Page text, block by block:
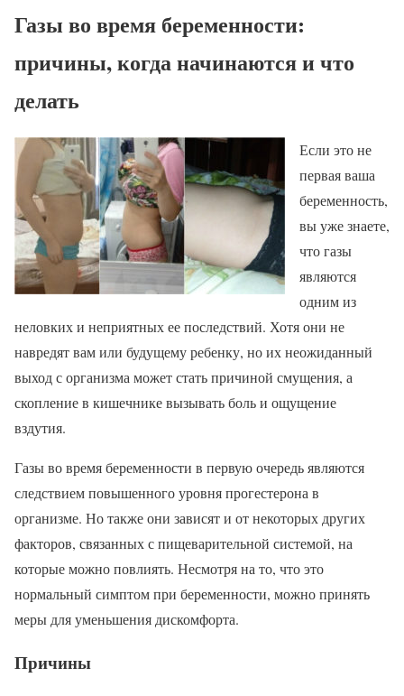
Газы во время беременности:
причины, когда начинаются и что
делать
Если это не
первая ваша
беременность,
вы уже знаете,
что газы
являются
одним из
неловких и неприятных ее последствий. Хотя они не
навредят вам или будущему ребенку, но их неожиданный
выход с организма может стать причиной смущения, а
скопление в кишечнике вызывать боль и ощущение
вздутия.
Газы во время беременности в первую очередь являются
следствием повышенного уровня прогестерона в
организме. Но также они зависят и от некоторых других
факторов, связанных с пищеварительной системой, на
которые можно повлиять. Несмотря на то, что это
нормальный симптом при беременности, можно принять
меры для уменьшения дискомфорта.
Причины